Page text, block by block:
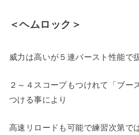
＜ヘムロック＞
威力は高いが５連バースト性能で
２～４スコープもつけれて「ブー
つける事により
高速リロードも可能で練習次第で